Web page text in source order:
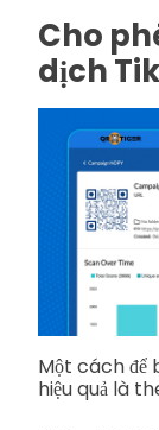
Cho
dịch
Một cách để
hiệu quả là